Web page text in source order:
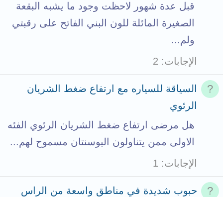
قبل عدة شهور لاحظت وجود ما يشبه البقعة
الصغيرة المائلة للون البني الفاتح على رقبتي
ولم...
الإجابات
2
السياقة للسياره مع ارتفاع ضغط الشريان
الرئوي
هل مرضى ارتفاع ضغط الشريان الرئوي الفئه
الاولى ممن يتناولون البوسنتان مسموح لهم...
الإجابات
1
حبوب شديدة في مناطق واسعة من الراس